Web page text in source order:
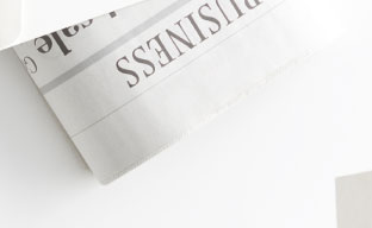
政策信息
活动公告
数据统计分析